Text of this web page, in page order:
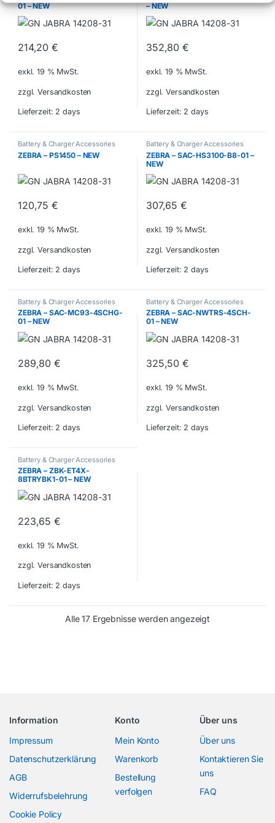
01 – NEW
214,20€
exkl. 19 % MwSt.
zzgl. Versandkosten
Lieferzeit: 2 days
– NEW
352,80€
exkl. 19 % MwSt.
zzgl. Versandkosten
Lieferzeit: 2 days
Battery & Charger Accessories
ZEBRA – PS1450 – NEW
120,75€
exkl. 19 % MwSt.
zzgl. Versandkosten
Lieferzeit: 2 days
Battery & Charger Accessories
ZEBRA – SAC-HS3100-B8-01 –
NEW
307,65€
exkl. 19 % MwSt.
zzgl. Versandkosten
Lieferzeit: 2 days
Battery & Charger Accessories
ZEBRA – SAC-MC93-4SCHG-
01 – NEW
289,80€
exkl. 19 % MwSt.
zzgl. Versandkosten
Lieferzeit: 2 days
Battery & Charger Accessories
ZEBRA – SAC-NWTRS-4SCH-
01 – NEW
325,50€
exkl. 19 % MwSt.
zzgl. Versandkosten
Lieferzeit: 2 days
Battery & Charger Accessories
ZEBRA – ZBK-ET4X-
8BTRYBK1-01 – NEW
223,65€
exkl. 19 % MwSt.
zzgl. Versandkosten
Lieferzeit: 2 days
Alle 17 Ergebnisse werden angezeigt
Information
Impressum
Datenschutzerklärung
AGB
Widerrufsbelehrung
Cookie Policy
Konto
Mein Konto
Warenkorb
Bestellung
verfolgen
Über uns
Über uns
Kontaktieren Sie
uns
FAQ